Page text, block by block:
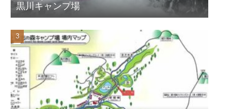
黒川キャンプ場